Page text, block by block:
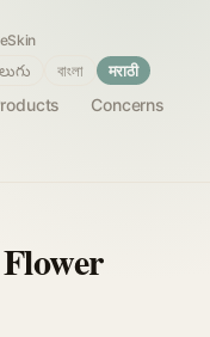
Concerns
বাংলা मराठी